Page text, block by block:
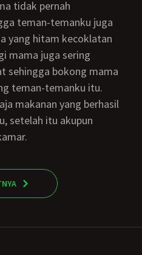
tidak pernah
teman-temanku juga
yang hitam kecoklatan
mama juga sering
sehingga bokong mama
teman-temanku itu.
setelah itu akupun